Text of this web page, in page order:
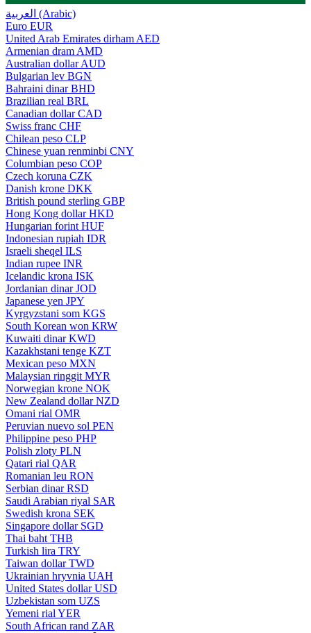
العربية (Arabic)
Euro EUR
United Arab Emirates dirham AED
Armenian dram AMD
Australian dollar AUD
Bulgarian lev BGN
Bahraini dinar BHD
Brazilian real BRL
Canadian dollar CAD
Swiss franc CHF
Chilean peso CLP
Chinese yuan renminbi CNY
Columbian peso COP
Czech koruna CZK
Danish krone DKK
British pound sterling GBP
Hong Kong dollar HKD
Hungarian forint HUF
Indonesian rupiah IDR
Israeli sheqel ILS
Indian rupee INR
Icelandic krona ISK
Jordanian dinar JOD
Japanese yen JPY
Kyrgyzstani som KGS
South Korean won KRW
Kuwaiti dinar KWD
Kazakhstani tenge KZT
Mexican peso MXN
Malaysian ringgit MYR
Norwegian krone NOK
New Zealand dollar NZD
Omani rial OMR
Peruvian nuevo sol PEN
Philippine peso PHP
Polish zloty PLN
Qatari rial QAR
Romanian leu RON
Serbian dinar RSD
Saudi Arabian riyal SAR
Swedish krona SEK
Singapore dollar SGD
Thai baht THB
Turkish lira TRY
Taiwan dollar TWD
Ukrainian hryvnia UAH
United States dollar USD
Uzbekistan som UZS
Yemeni rial YER
South African rand ZAR